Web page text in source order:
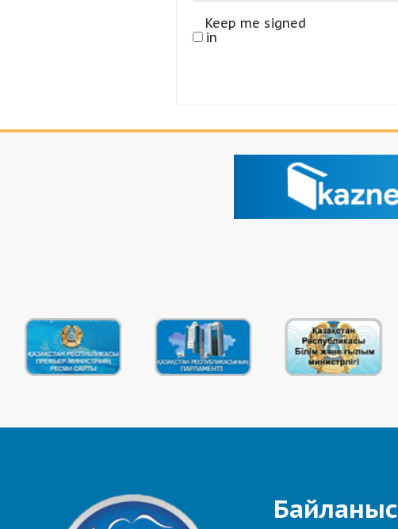
Keep me signed
in
Байланыс